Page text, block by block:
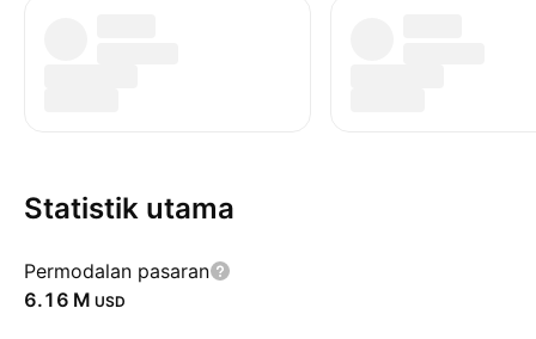
Statistik utama
Permodalan pasaran
‪6.16 M‬ USD